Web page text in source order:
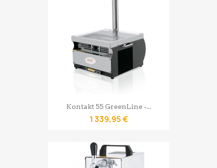
Kontakt 55 GreenLine -...
1 339,95 €